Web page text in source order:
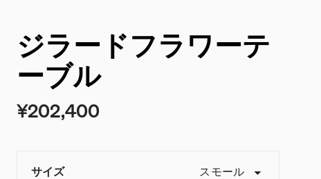
ジラードフラワーテ
ーブル
¥202,400
サイズ スモール